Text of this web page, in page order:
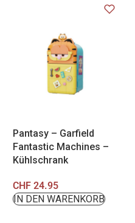
Pantasy – Garfield
Fantastic Machines –
Kühlschrank
CHF24.95
IN DEN WARENKORB